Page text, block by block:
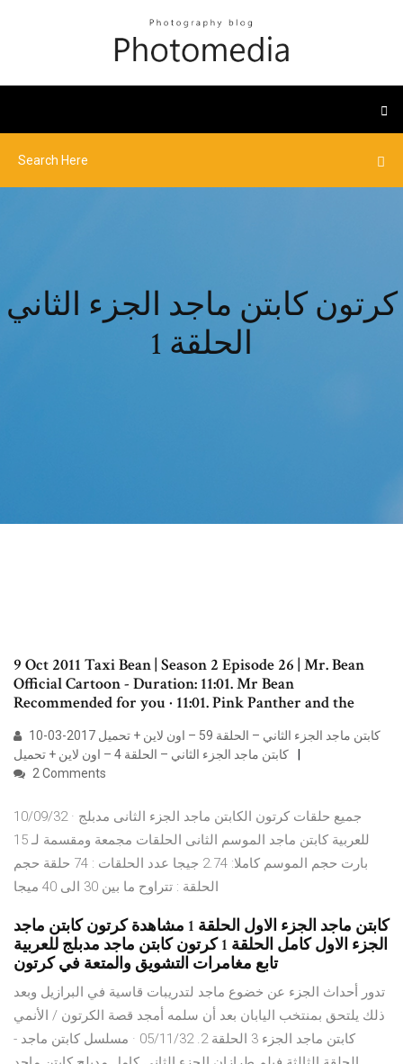
كرتون كابتن ماجد الجزء الثاني
الحلقة 1
9 Oct 2011 Taxi Bean | Season 2 Episode 26 | Mr. Bean
Official Cartoon - Duration: 11:01. Mr Bean
Recommended for you · 11:01. Pink Panther and the
كابتن ماجد الجزء الثاني – الحلقة 4 – اون لاين + تحميل
2 Comments
10/09/32 · جميع حلقات كرتون الكابتن ماجد الجزء الثانى مدبلج
للعربية كابتن ماجد الموسم الثانى الحلقات مجمعة ومقسمة لـ 15
بارت حجم الموسم كاملا: 2.74 جيجا عدد الحلقات : 74 حلقة حجم
الحلقة : تتراوح ما بين 30 الى 40 ميجا
كابتن ماجد الجزء الاول الحلقة 1 مشاهدة كرتون كابتن ماجد
الجزء الاول كامل الحلقة 1 كرتون كابتن ماجد مدبلج للعربية
تابع مغامرات التشويق والمتعة في كرتون
تدور أحداث الجزء عن خضوع ماجد لتدريبات قاسية في البرازيل وبعد
ذلك يلتحق بمنتخب اليابان بعد أن سلمه أمجد قصة الكرتون / الأنمي
كابتن ماجد الجزء 3 الحلقة 2. 05/11/32 · مسلسل كابتن ماجد -